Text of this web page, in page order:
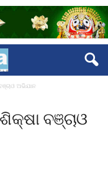
ଅଭିଯାନ
ବଞ୍ଚାଓ